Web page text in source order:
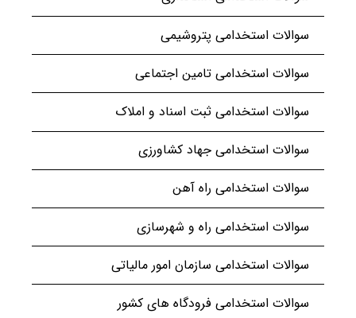
سوالات استخدامی پتروشیمی
سوالات استخدامی تامین اجتماعی
سوالات استخدامی ثبت اسناد و املاک
سوالات استخدامی جهاد کشاورزی
سوالات استخدامی راه آهن
سوالات استخدامی راه و شهرسازی
سوالات استخدامی سازمان امور مالیاتی
سوالات استخدامی فرودگاه های کشور